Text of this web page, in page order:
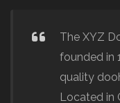
The XYZ
founded in
quality
Located in